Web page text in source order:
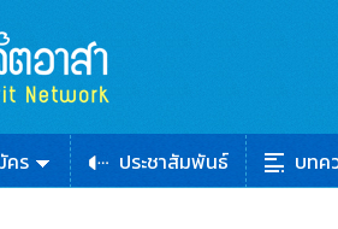
คร ประชาสัมพันธ์ บทค